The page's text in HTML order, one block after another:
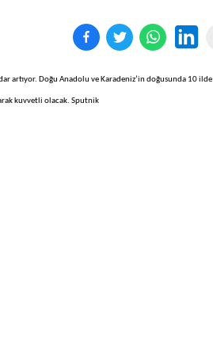
artıyor. Doğu Anadolu ve Karadeniz’in doğusunda 10 ilde
kuvvetli olacak. Sputnik